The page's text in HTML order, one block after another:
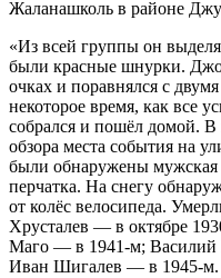
Жаланашколь в районе
«Из всей группы он
были красные шнурки.
очках и поравнялся с
некоторое время, как все
собрался и пошёл домой. В
обзора места события на
были обнаружены мужская
перчатка. На снегу
от колёс велосипеда.
Хрусталев — в октябре
Маго — в 1941-м; Василий
Иван Шигалев — в 1945-м.